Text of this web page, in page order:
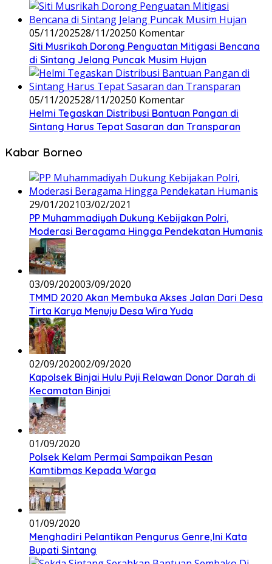
05/11/202528/11/20250 Komentar
Siti Musrikah Dorong Penguatan Mitigasi Bencana
di Sintang Jelang Puncak Musim Hujan
05/11/202528/11/20250 Komentar
Helmi Tegaskan Distribusi Bantuan Pangan di
Sintang Harus Tepat Sasaran dan Transparan
Kabar Borneo
29/01/202103/02/2021
PP Muhammadiyah Dukung Kebijakan Polri,
Moderasi Beragama Hingga Pendekatan Humanis
03/09/202003/09/2020
TMMD 2020 Akan Membuka Akses Jalan Dari Desa
Tirta Karya Menuju Desa Wira Yuda
02/09/202002/09/2020
Kapolsek Binjai Hulu Puji Relawan Donor Darah di
Kecamatan Binjai
01/09/2020
Polsek Kelam Permai Sampaikan Pesan
Kamtibmas Kepada Warga
01/09/2020
Menghadiri Pelantikan Pengurus Genre,Ini Kata
Bupati Sintang